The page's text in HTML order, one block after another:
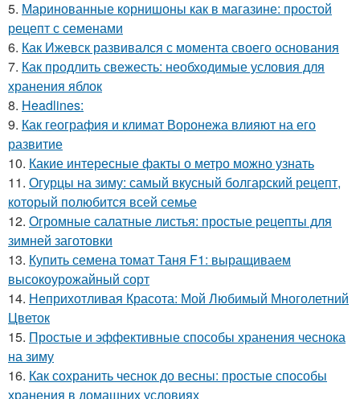
5. Маринованные корнишоны как в магазине: простой
рецепт с семенами
6. Как Ижевск развивался с момента своего основания
7. Как продлить свежесть: необходимые условия для
хранения яблок
8. Headlines:
9. Как география и климат Воронежа влияют на его
развитие
10. Какие интересные факты о метро можно узнать
11. Огурцы на зиму: самый вкусный болгарский рецепт,
который полюбится всей семье
12. Огромные салатные листья: простые рецепты для
зимней заготовки
13. Купить семена томат Таня F1: выращиваем
высокоурожайный сорт
14. Неприхотливая Красота: Мой Любимый Многолетний
Цветок
15. Простые и эффективные способы хранения чеснока
на зиму
16. Как сохранить чеснок до весны: простые способы
хранения в домашних условиях